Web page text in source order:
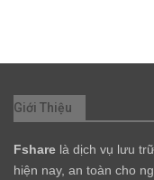
Giới Thiệu
Fshare là dịch vụ lưu
hiện nay, an toàn cho